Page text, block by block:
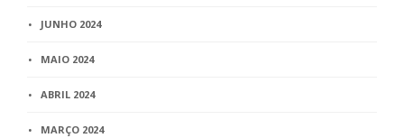
JUNHO 2024
MAIO 2024
ABRIL 2024
MARÇO 2024